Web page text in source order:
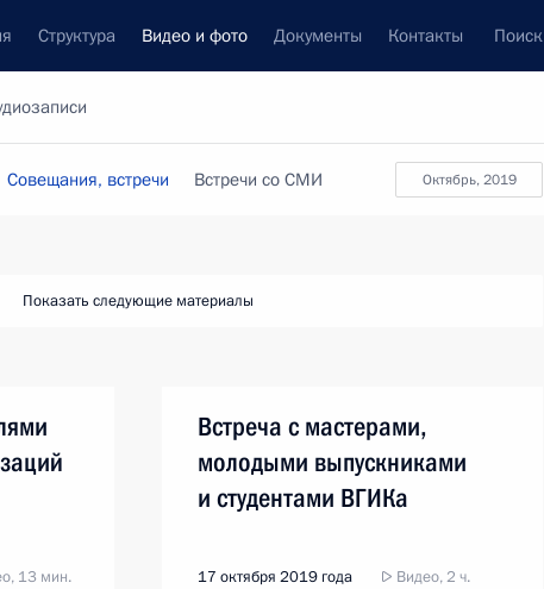
Структура Видео и фото Документы Контакты Поиск
октябрь, 2019
Совещания, встречи Встречи со СМИ
Показать следующие материалы
13 мин.
Встреча с мастерами,
молодыми выпускниками
и студентами ВГИКа
17 октября 2019 года Видео, 2 ч.